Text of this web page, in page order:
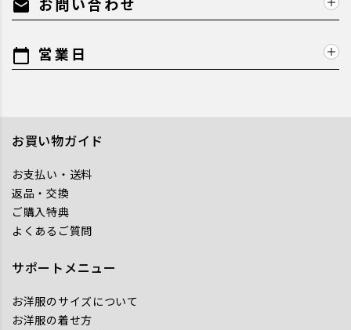
mail お問い合わせ
calendar_today 営業日
お買い物ガイド
お支払い・送料
返品・交換
ご購入特典
よくあるご質問
サポートメニュー
お洋服のサイズについて
お洋服の着せ方